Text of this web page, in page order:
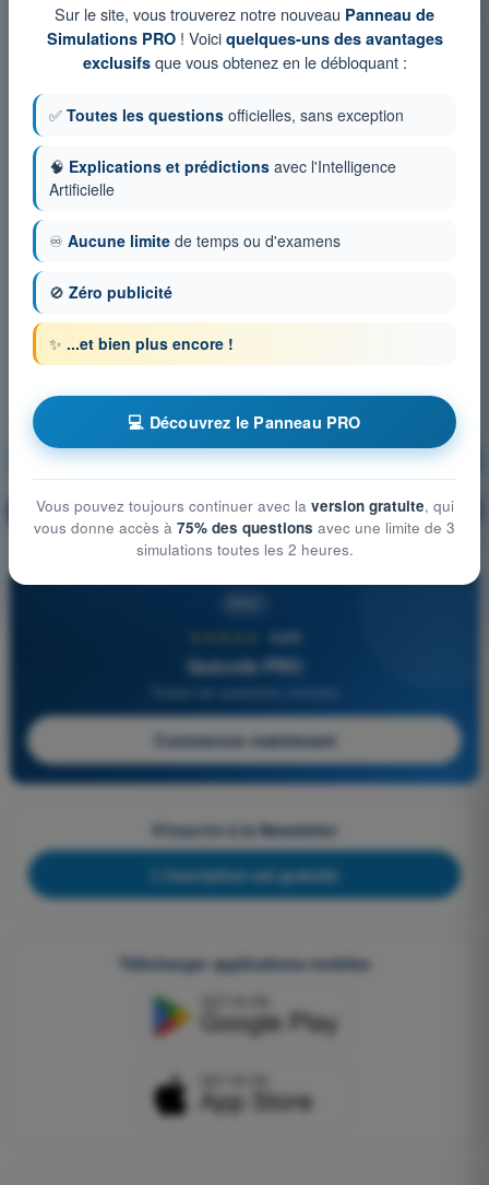
Météorologie S'entraîner !
🔒 PRO Explication de la question
4,6/5
Quizvds PRO
Commencer maintenant
S'inscrire à la Newsletter
L'inscription est gratuite
Télécharger applications mobiles
Sur le site, vous trouverez notre nouveau Panneau de
Simulations PRO! Voici quelques-uns des avantages
exclusifsque vous obtenez en le débloquant :
✅ Toutes les questions officielles, sans exception
🧠 Explications et prédictions avec l'Intelligence
Artificielle
♾️ Aucune limite de temps ou d'examens
🚫 Zéro publicité
✨ ...et bien plus encore !
💻 Découvrez le Panneau PRO
Vous pouvez toujours continuer avec la version gratuite, qui
vous donne accès à 75% des questions avec une limite de 3
simulations toutes les 2 heures.